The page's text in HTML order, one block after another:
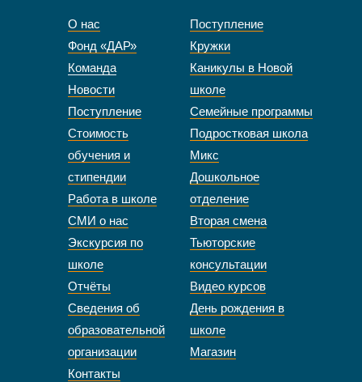
О нас
Фонд «ДАР»
Команда
Новости
Поступление
Стоимость
обучения и
стипендии
Работа в школе
СМИ о нас
Экскурсия по
школе
Отчёты
Сведения об
образовательной
организации
Контакты
Поступление
Кружки
Каникулы в Новой
школе
Семейные программы
Подростковая школа
Микс
Дошкольное
отделение
Вторая смена
Тьюторские
консультации
Видео курсов
День рождения в
школе
Магазин